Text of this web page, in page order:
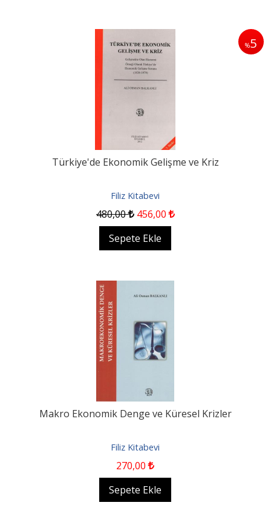
%5
Türkiye'de Ekonomik Gelişme ve Kriz
Filiz Kitabevi
480,00 456,00
Sepete Ekle
Makro Ekonomik Denge ve Küresel Krizler
Filiz Kitabevi
270,00
Sepete Ekle